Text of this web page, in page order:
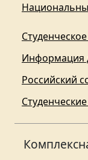
Информация
Российский